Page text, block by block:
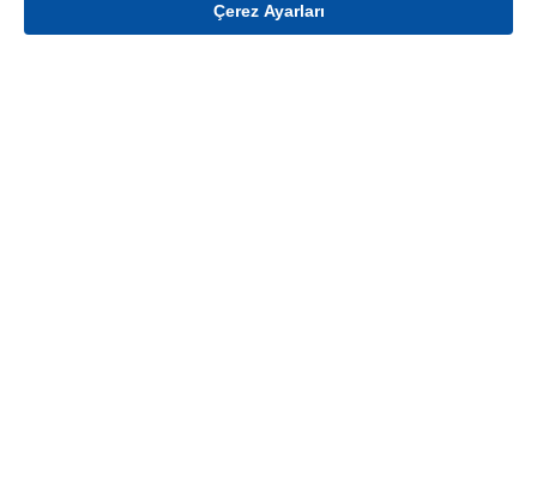
Gelince Haber Ver
Çerez Ayarları